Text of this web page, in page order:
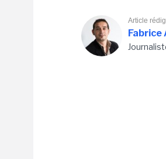
Article
Fabrice